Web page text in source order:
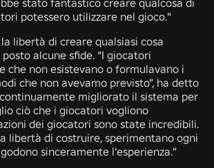
potessero utilizzare nel gioco."
libertà di creare qualsiasi cosa
alcune sfide. “I giocatori
che non esistevano o formulavano i
che non avevamo previsto”, ha detto
continuamente migliorato il sistema per
ciò che i giocatori vogliono
dei giocatori sono state incredibili.
libertà di costruire, sperimentano ogni
sinceramente l’esperienza.”